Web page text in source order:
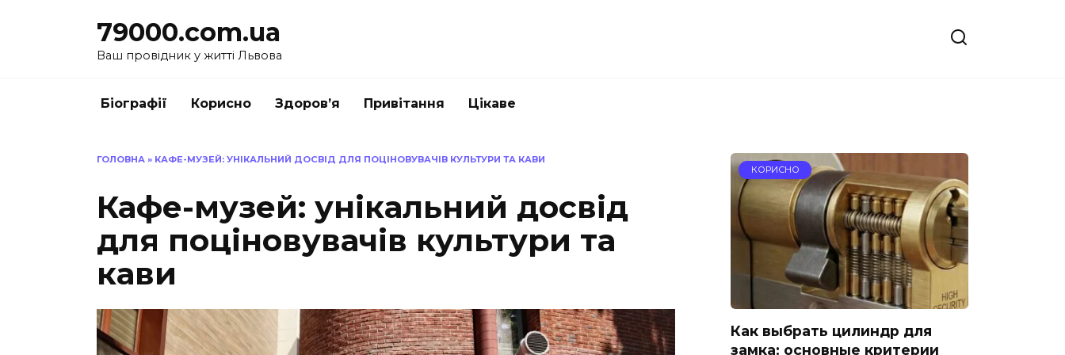
79000.com.ua
Ваш провідник у житті Львова
Біографії Корисно Здоров’я Привітання Цікаве
ГОЛОВНА » КАФЕ-МУЗЕЙ: УНІКАЛЬНИЙ ДОСВІД ДЛЯ ПОЦІНОВУВАЧІВ КУЛЬТУРИ ТА КАВИ
Кафе-музей: унікальний досвід
для поціновувачів культури та
кави
КОРИСНО
Как выбрать цилиндр для
замка: основные критерии